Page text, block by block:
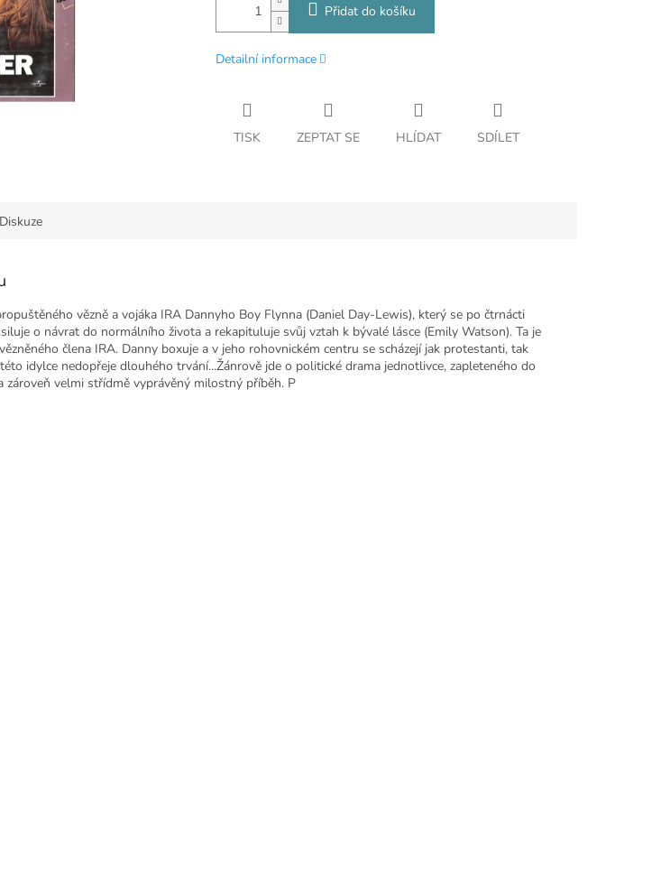
Přidat do košíku
Detailní informace
TISK ZEPTAT SE HLÍDAT SDÍLET
Diskuze
vězně a vojáka IRA Dannyho Boy Flynna (Daniel Day-Lewis), který se po čtrnácti
o návrat do normálního života a rekapituluje svůj vztah k bývalé lásce (Emily Watson). Ta je
člena IRA. Danny boxuje a v jeho rohovnickém centru se scházejí jak protestanti, tak
idylce nedopřeje dlouhého trvání...Žánrově jde o politické drama jednotlivce, zapleteného do
velmi střídmě vyprávěný milostný příběh. P